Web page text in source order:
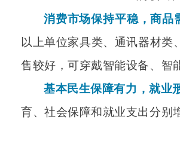
消费市场保持平稳，商品
以上单位家具类、通讯器材类
售较好，可穿戴智能设备、智
基本民生保障有力，就业
育、社会保障和就业支出分别